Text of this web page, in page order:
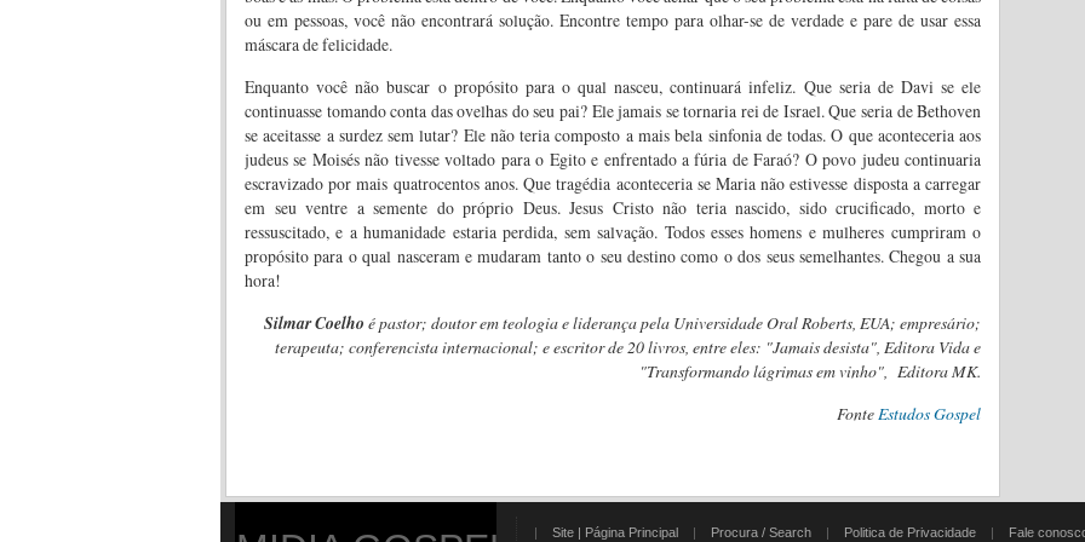
ou em pessoas, você não encontrará solução. Encontre tempo para olhar-se de verdade e pare de usar essa
máscara de felicidade.
Enquanto você não buscar o propósito para o qual nasceu, continuará infeliz. Que seria de Davi se ele
continuasse tomando conta das ovelhas do seu pai? Ele jamais se tornaria rei de Israel. Que seria de Bethoven
se aceitasse a surdez sem lutar? Ele não teria composto a mais bela sinfonia de todas. O que aconteceria aos
judeus se Moisés não tivesse voltado para o Egito e enfrentado a fúria de Faraó? O povo judeu continuaria
escravizado por mais quatrocentos anos. Que tragédia aconteceria se Maria não estivesse disposta a carregar
em seu ventre a semente do próprio Deus. Jesus Cristo não teria nascido, sido crucificado, morto e
ressuscitado, e a humanidade estaria perdida, sem salvação. Todos esses homens e mulheres cumpriram o
propósito para o qual nasceram e mudaram tanto o seu destino como o dos seus semelhantes. Chegou a sua
hora!
Silmar Coelho é pastor; doutor em teologia e liderança pela Universidade Oral Roberts, EUA; empresário;
terapeuta; conferencista internacional; e escritor de 20 livros, entre eles: "Jamais desista", Editora Vida e
"Transformando lágrimas em vinho", Editora MK.
FonteEstudos Gospel
| Site | Página Principal | Procura / Search | Politica de Privacidade | Fale